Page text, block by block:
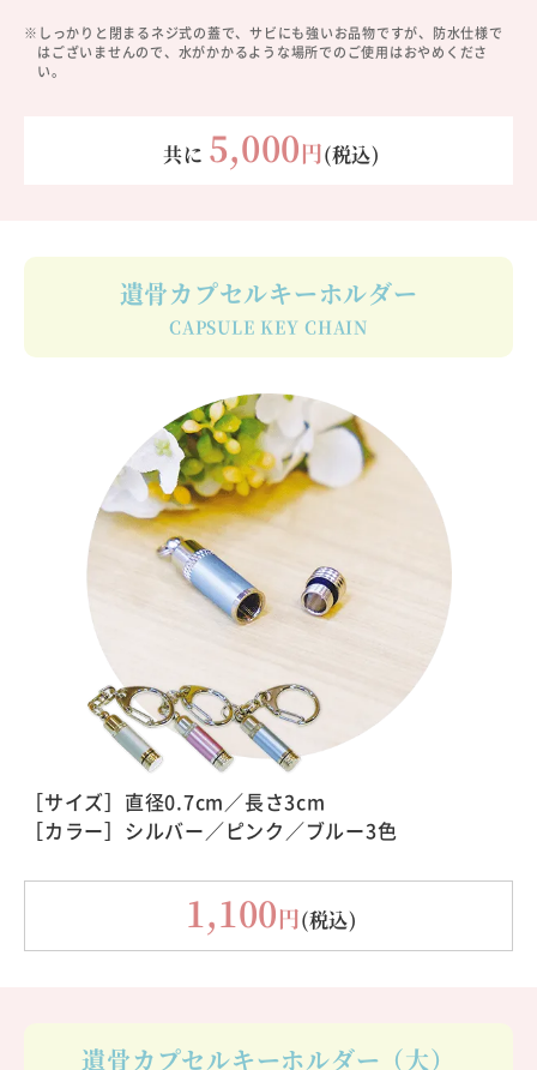
※しっかりと閉まるネジ式の蓋で、サビにも強いお品物ですが、防水仕様で
はございませんので、水がかかるような場所でのご使用はおやめくださ
い。
共に 5,000円(税込)
遺骨カプセルキーホルダー
CAPSULE KEY CHAIN
［サイズ］直径0.7cm／長さ3cm
［カラー］シルバー／ピンク／ブルー3色
1,100円(税込)
遺骨カプセルキーホルダー（大）